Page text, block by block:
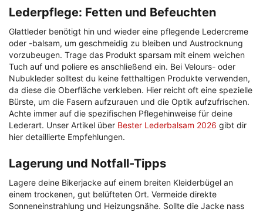
Lederpflege: Fetten und Befeuchten
Glattleder benötigt hin und wieder eine pflegende Ledercreme
oder -balsam, um geschmeidig zu bleiben und Austrocknung
vorzubeugen. Trage das Produkt sparsam mit einem weichen
Tuch auf und poliere es anschließend ein. Bei Velours- oder
Nubukleder solltest du keine fetthaltigen Produkte verwenden,
da diese die Oberfläche verkleben. Hier reicht oft eine spezielle
Bürste, um die Fasern aufzurauen und die Optik aufzufrischen.
Achte immer auf die spezifischen Pflegehinweise für deine
Lederart. Unser Artikel über Bester Lederbalsam 2026 gibt dir
hier detaillierte Empfehlungen.
Lagerung und Notfall-Tipps
Lagere deine Bikerjacke auf einem breiten Kleiderbügel an
einem trockenen, gut belüfteten Ort. Vermeide direkte
Sonneneinstrahlung und Heizungsnähe. Sollte die Jacke nass